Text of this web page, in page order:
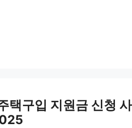
택구입 지원금 신청